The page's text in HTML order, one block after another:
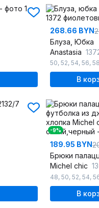
268.66 BYN
Блуза, Юбка
Anastasia
50, 52, 54, 56,
В
-9%
189.95 BYN
Michel chic
48, 50, 52, 54,
В